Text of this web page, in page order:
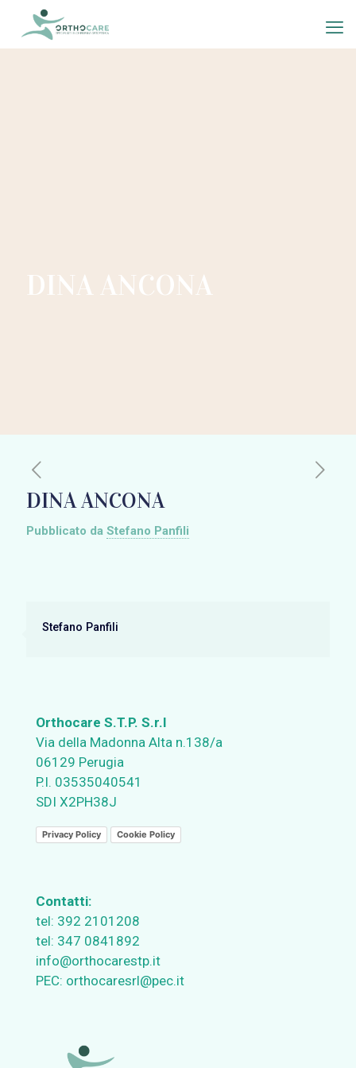
DINA ANCONA
DINA ANCONA
Pubblicato da Stefano Panfili
Stefano Panfili
Orthocare S.T.P. S.r.l
Via della Madonna Alta n.138/a
06129 Perugia
P.I. 03535040541
SDI X2PH38J
Privacy Policy Cookie Policy
Contatti:
tel: 392 2101208
tel: 347 0841892
info@orthocarestp.it
PEC: orthocaresrl@pec.it